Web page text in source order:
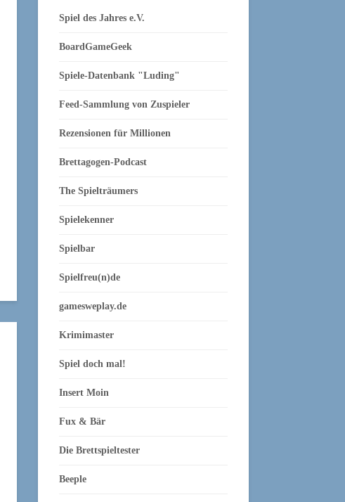
Spiel des Jahres e.V.
BoardGameGeek
Spiele-Datenbank "Luding"
Feed-Sammlung von Zuspieler
Rezensionen für Millionen
Brettagogen-Podcast
The Spielträumers
Spielekenner
Spielbar
Spielfreu(n)de
gamesweplay.de
Krimimaster
Spiel doch mal!
Insert Moin
Fux & Bär
Die Brettspieltester
Beeple